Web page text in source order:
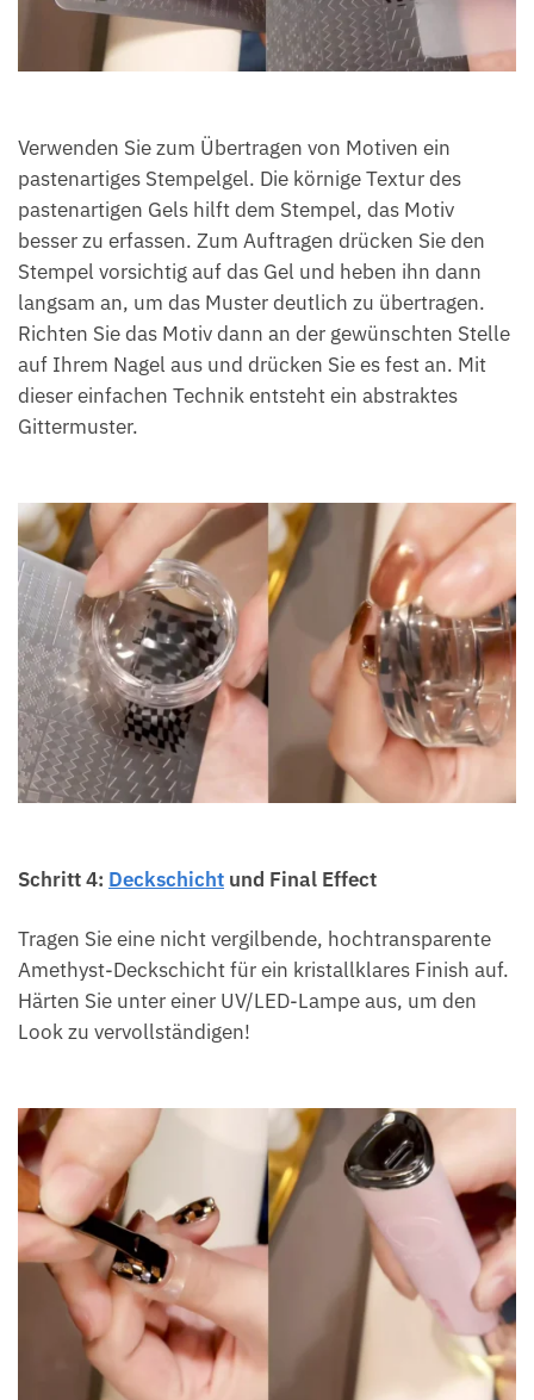
Verwenden Sie zum Übertragen von Motiven ein
pastenartiges Stempelgel. Die körnige Textur des
pastenartigen Gels hilft dem Stempel, das Motiv
besser zu erfassen. Zum Auftragen drücken Sie den
Stempel vorsichtig auf das Gel und heben ihn dann
langsam an, um das Muster deutlich zu übertragen.
Richten Sie das Motiv dann an der gewünschten Stelle
auf Ihrem Nagel aus und drücken Sie es fest an. Mit
dieser einfachen Technik entsteht ein abstraktes
Gittermuster.
Schritt 4: Deckschicht und Final Effect
Tragen Sie eine nicht vergilbende, hochtransparente
Amethyst-Deckschicht für ein kristallklares Finish auf.
Härten Sie unter einer UV/LED-Lampe aus, um den
Look zu vervollständigen!